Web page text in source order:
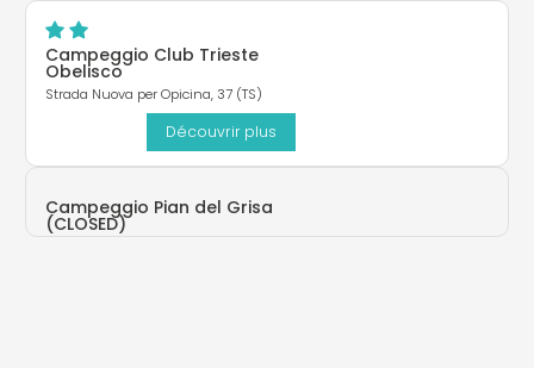
Campeggio Club Trieste
Obelisco
Strada Nuova per Opicina, 37 (TS)
Découvrir plus
Campeggio Pian del Grisa
(CLOSED)